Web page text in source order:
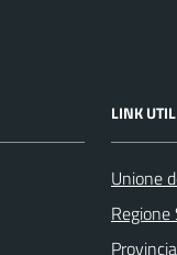
LINK
Unione
Regione